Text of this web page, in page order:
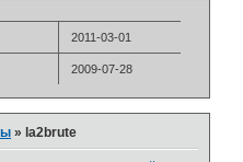
2011-03-01
2009-07-28
»la2brute